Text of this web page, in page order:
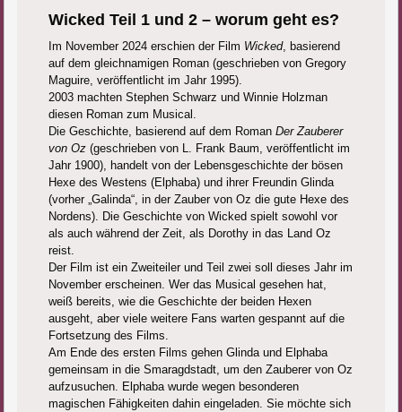
Wicked Teil 1 und 2 – worum geht es?
Im November 2024 erschien der Film Wicked, basierend
auf dem gleichnamigen Roman (geschrieben von Gregory
Maguire, veröffentlicht im Jahr 1995).
2003 machten Stephen Schwarz und Winnie Holzman
diesen Roman zum Musical.
Die Geschichte, basierend auf dem Roman Der Zauberer
von Oz(geschrieben von L. Frank Baum, veröffentlicht im
Jahr 1900), handelt von der Lebensgeschichte der bösen
Hexe des Westens (Elphaba) und ihrer Freundin Glinda
(vorher „Galinda“, in der Zauber von Oz die gute Hexe des
Nordens). Die Geschichte von Wicked spielt sowohl vor
als auch während der Zeit, als Dorothy in das Land Oz
reist.
Der Film ist ein Zweiteiler und Teil zwei soll dieses Jahr im
November erscheinen. Wer das Musical gesehen hat,
weiß bereits, wie die Geschichte der beiden Hexen
ausgeht, aber viele weitere Fans warten gespannt auf die
Fortsetzung des Films.
Am Ende des ersten Films gehen Glinda und Elphaba
gemeinsam in die Smaragdstadt, um den Zauberer von Oz
aufzusuchen. Elphaba wurde wegen besonderen
magischen Fähigkeiten dahin eingeladen. Sie möchte sich